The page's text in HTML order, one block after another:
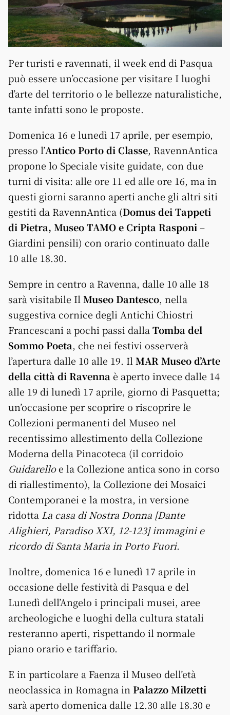
Per turisti e ravennati, il week end di Pasqua
può essere un’occasione per visitare I luoghi
d’arte del territorio o le bellezze naturalistiche,
tante infatti sono le proposte.
Domenica 16 e lunedì 17 aprile, per esempio,
presso l’Antico Porto di Classe, RavennAntica
propone lo Speciale visite guidate, con due
turni di visita: alle ore 11 ed alle ore 16, ma in
questi giorni saranno aperti anche gli altri siti
gestiti da RavennAntica (Domus dei Tappeti
di Pietra, Museo TAMO e Cripta Rasponi –
Giardini pensili) con orario continuato dalle
10 alle 18.30.
Sempre in centro a Ravenna, dalle 10 alle 18
sarà visitabile Il Museo Dantesco, nella
suggestiva cornice degli Antichi Chiostri
Francescani a pochi passi dalla Tomba del
Sommo Poeta, che nei festivi osserverà
l’apertura dalle 10 alle 19. Il MAR Museo d’Arte
della città di Ravenna è aperto invece dalle 14
alle 19 di lunedì 17 aprile, giorno di Pasquetta;
un’occasione per scoprire o riscoprire le
Collezioni permanenti del Museo nel
recentissimo allestimento della Collezione
Moderna della Pinacoteca (il corridoio
Guidarelloe la Collezione antica sono in corso
di riallestimento), la Collezione dei Mosaici
Contemporanei e la mostra, in versione
ridotta La casa di Nostra Donna [Dante
Alighieri, Paradiso XXI, 12-123] immagini e
ricordo di Santa Maria in Porto Fuori.
Inoltre, domenica 16 e lunedì 17 aprile in
occasione delle festività di Pasqua e del
Lunedì dell’Angelo i principali musei, aree
archeologiche e luoghi della cultura statali
resteranno aperti, rispettando il normale
piano orario e tariffario.
E in particolare a Faenza il Museo dell’età
neoclassica in Romagna in Palazzo Milzetti
sarà aperto domenica dalle 12.30 alle 18.30 e